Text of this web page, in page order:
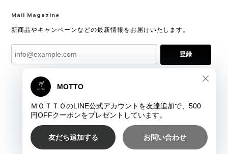
Mail Magazine
新商品やキャンペーンなどの最新情報をお届けいたします。
登録